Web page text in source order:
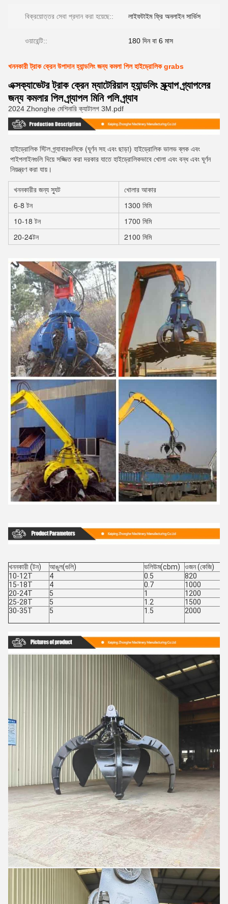
বিক্রয়োত্তর সেবা প্রদান করা হয়েছে:: লাইফটাইম ফ্রি অনলাইন সার্ভিস
ওয়ারেন্টি:: 180 দিন বা 6 মাস
খননকারী ট্রাক ক্রেন উপাদান হ্যান্ডলিং জন্য কমলা পিল হাইড্রোলিক grabs
এক্সক্যাভেটর ট্রাক ক্রেন ম্যাটেরিয়াল হ্যান্ডলিং স্ক্র্যাপ গ্র্যাপলের
জন্য কমলার পিল গ্র্যাপল মিনি পলি গ্র্যাব
2024 Zhonghe মেশিনারি ক্যাটালগ 3M.pdf
হাইড্রোলিক স্টিল গ্র্যাবারগুলিকে (ঘূর্ণন সহ এবং ছাড়া) হাইড্রোলিক ভালভ ব্লক এবং
পাইপলাইনগুলি দিয়ে সজ্জিত করা দরকার যাতে হাইড্রোলিকভাবে খোলা এবং বন্ধ এবং ঘূর্ণন
নিয়ন্ত্রণ করা যায়।
খননকারীর জন্য স্যুট
খোলার আকার
6-8 টন
1300 মিমি
10-18 টন
1700 মিমি
20-24টন
2100 মিমি
খননকারী (টন) আঙুল(গুলি) ভলিউম(cbm)
ওজন (কেজি)
10-12T
4 0.5
820
15-18T
4 0.7
1000
20-24T
5 1
1200
25-28T
5 1.2
1500
30-35T
5 1.5 2000